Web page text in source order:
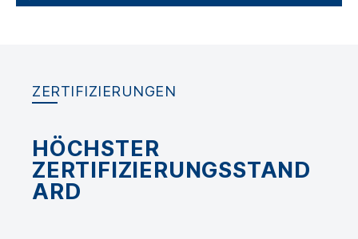
ZERTIFIZIERUNGEN
HÖCHSTER
ZERTIFIZIERUNGSSTAND
ARD